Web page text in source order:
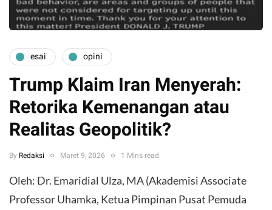
esai opini
Trump Klaim Iran Menyerah:
Retorika Kemenangan atau
Realitas Geopolitik?
By Redaksi Maret 9, 2026 1 Mins read
Oleh: Dr. Emaridial Ulza, MA (Akademisi Associate
Professor Uhamka, Ketua Pimpinan Pusat Pemuda